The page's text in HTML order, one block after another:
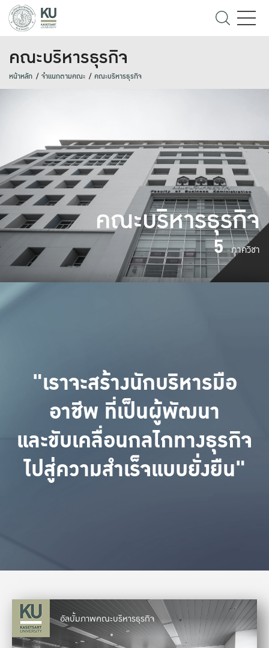
คณะบริหารธุรกิจ
หน้าหลัก จำแนกตามคณะ คณะบริหารธุรกิจ
คณะบริหารธุรกิจ
5 ภาควิชา
"เราจะสร้างนักบริหารมือ
อาชีพ ที่เป็นผู้พัฒนา
และขับเคลื่อนกลไกทางธุรกิจ
ไปสู่ความสำเร็จแบบยั่งยืน"
อัลบั้มภาพคณะบริหารธุรกิจ